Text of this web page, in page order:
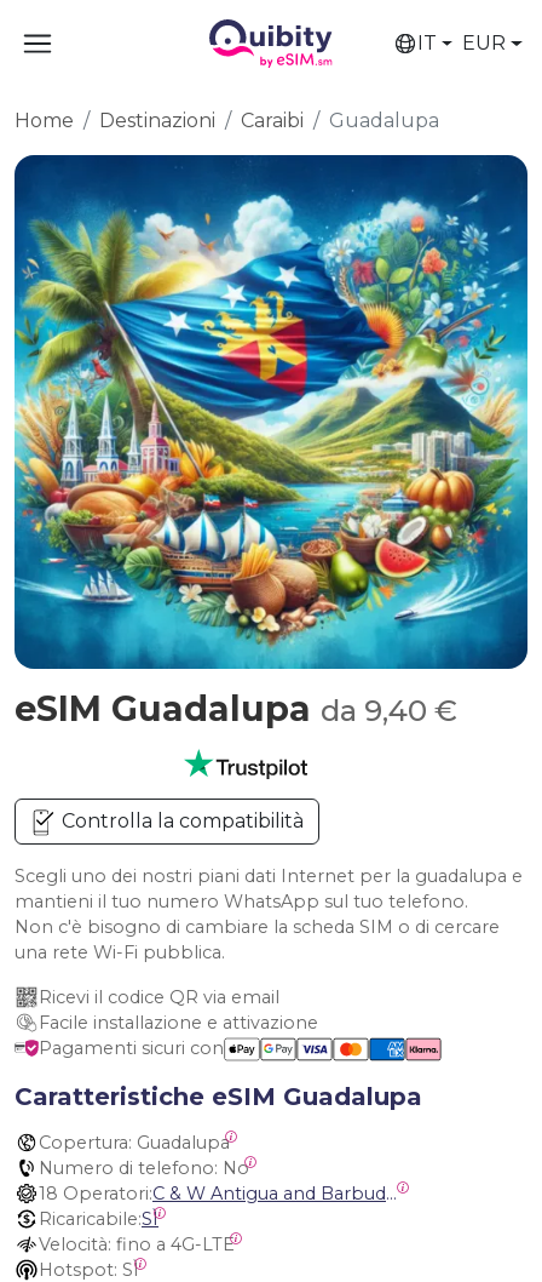
IT EUR
Home Destinazioni Caraibi Guadalupa
eSIM Guadalupa da 9,40 €
Controlla la compatibilità
Scegli uno dei nostri piani dati Internet per la guadalupa e
mantieni il tuo numero WhatsApp sul tuo telefono.
Non c'è bisogno di cambiare la scheda SIM o di cercare
una rete Wi-Fi pubblica.
Ricevi il codice QR via email
Facile installazione e attivazione
Pagamenti sicuri con
Caratteristiche eSIM Guadalupa
Copertura: Guadalupa
Numero di telefono: No
18 Operatori:
C & W Antigua and Barbuda, Cable and Wireless Anguilla, Cable & Wireless - LIME, Setel Netherlands Antilles, BTC Bahamas, C&W (Flow), Claro, Bouygues/DigiCel, Dauphin, Free, Cable & Wireless Jamaica, Cable & Wireless Saint Kitts and Nevis, Cable & Wireless Saint Lucia, Cable & Wireless Montserrat, Liberty, Telephone Company Puerto Rico , Cable & Wireless, C & W Saint Vincent and Grenadines
Ricaricabile:SÌ
Velocità: fino a 4G-LTE
Hotspot: SÌ